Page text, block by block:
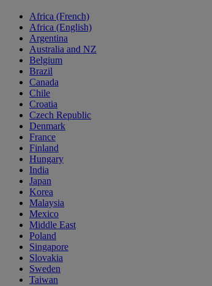
Africa (French)
Africa (English)
Argentina
Australia and NZ
Belgium
Brazil
Canada
Chile
Croatia
Czech Republic
Denmark
France
Finland
Hungary
India
Japan
Korea
Malaysia
Mexico
Middle East
Poland
Singapore
Slovakia
Sweden
Taiwan